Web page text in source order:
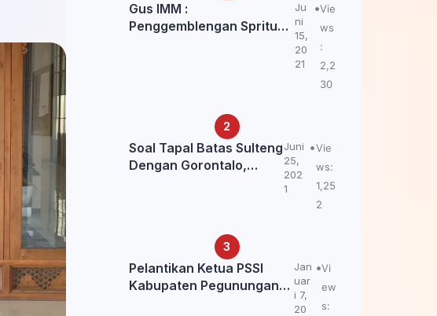
Gus IMM :
Penggemblengan Spritual
Ju
ni
15,
20
21
Vie
ws
:
2,2
30
Soal Tapal Batas Sulteng
Dengan Gorontalo,
Juni
25,
202
1
Vie
ws:
1,25
2
Pelantikan Ketua PSSI
Kabupaten Pegunungan
Jan
uar
i 7,
20
Vi
ew
s: